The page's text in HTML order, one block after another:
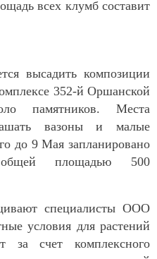
всех клумб составит
высадить композиции
352-й Оршанской
памятников. Места
вазоны и малые
до 9 Мая запланировано
общей площадью 500
специалисты ООО
условия для растений
за счет комплексного